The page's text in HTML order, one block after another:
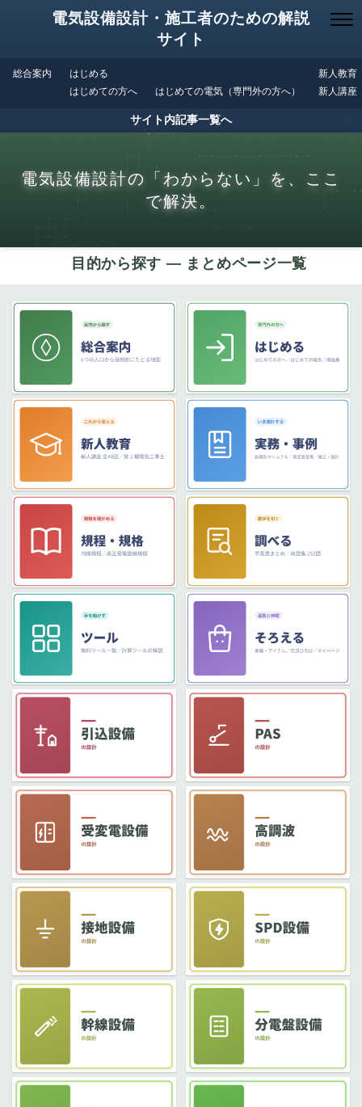
電気設備設計・施工者のための解説
サイト
総合案内
はじめる
はじめての方へ
はじめての電気（専門外の方へ）
新人教育
新人講座
サイト内記事一覧へ
電気設備設計の「わからない」を、ここ
で解決。